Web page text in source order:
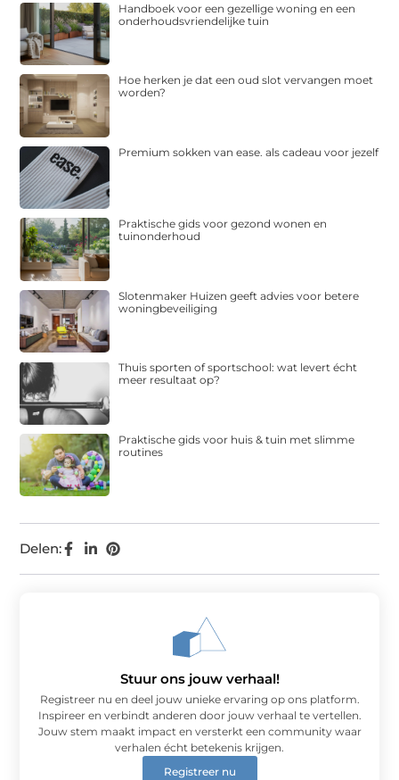
Delen:
Handboek voor een gezellige woning en een
onderhoudsvriendelijke tuin
Hoe herken je dat een oud slot vervangen moet
worden?
Premium sokken van ease. als cadeau voor jezelf
Praktische gids voor gezond wonen en
tuinonderhoud
Slotenmaker Huizen geeft advies voor betere
woningbeveiliging
Thuis sporten of sportschool: wat levert écht
meer resultaat op?
Praktische gids voor huis & tuin met slimme
routines
Stuur ons jouw verhaal!
Registreer nu en deel jouw unieke ervaring op ons platform.
Inspireer en verbindt anderen door jouw verhaal te vertellen.
Jouw stem maakt impact en versterkt een community waar
verhalen écht betekenis krijgen.
Registreer nu